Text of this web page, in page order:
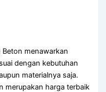
Beton menawarkan
dengan kebutuhan
materialnya saja.
merupakan harga terbaik